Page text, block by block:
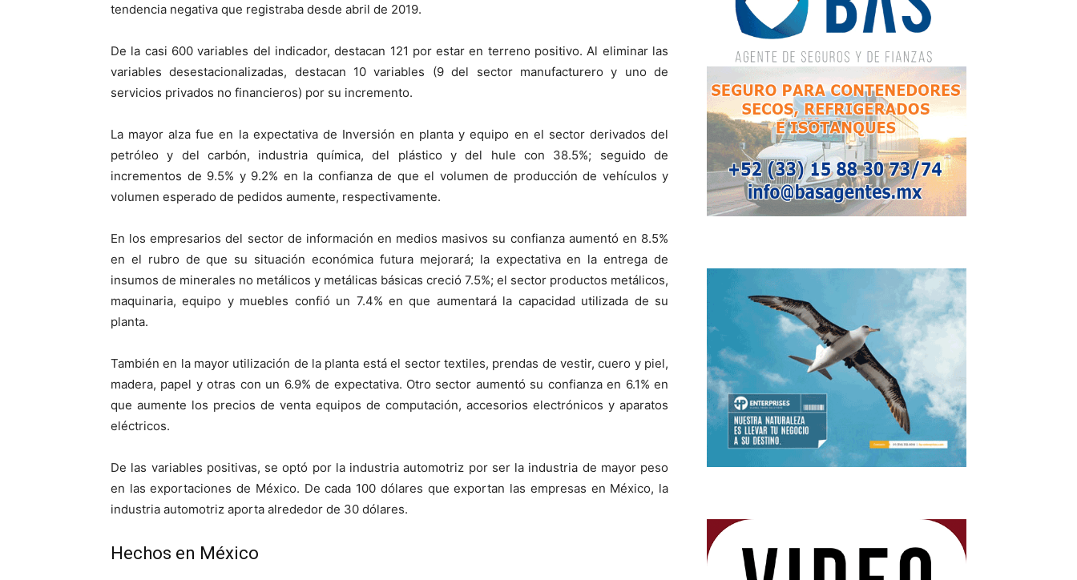
tendencia negativa que registraba desde abril de 2019.
De la casi 600 variables del indicador, destacan 121 por estar en terreno positivo. Al eliminar las
variables desestacionalizadas, destacan 10 variables (9 del sector manufacturero y uno de
servicios privados no financieros) por su incremento.
La mayor alza fue en la expectativa de Inversión en planta y equipo en el sector derivados del
petróleo y del carbón, industria química, del plástico y del hule con 38.5%; seguido de
incrementos de 9.5% y 9.2% en la confianza de que el volumen de producción de vehículos y
volumen esperado de pedidos aumente, respectivamente.
En los empresarios del sector de información en medios masivos su confianza aumentó en 8.5%
en el rubro de que su situación económica futura mejorará; la expectativa en la entrega de
insumos de minerales no metálicos y metálicas básicas creció 7.5%; el sector productos metálicos,
maquinaria, equipo y muebles confió un 7.4% en que aumentará la capacidad utilizada de su
planta.
También en la mayor utilización de la planta está el sector textiles, prendas de vestir, cuero y piel,
madera, papel y otras con un 6.9% de expectativa. Otro sector aumentó su confianza en 6.1% en
que aumente los precios de venta equipos de computación, accesorios electrónicos y aparatos
eléctricos.
De las variables positivas, se optó por la industria automotriz por ser la industria de mayor peso
en las exportaciones de México. De cada 100 dólares que exportan las empresas en México, la
industria automotriz aporta alrededor de 30 dólares.
Hechos en México